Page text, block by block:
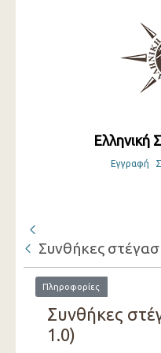
Ελληνική
Εγγραφή
Συνθήκες
Πληροφορίες
Συνθήκες
1.0)